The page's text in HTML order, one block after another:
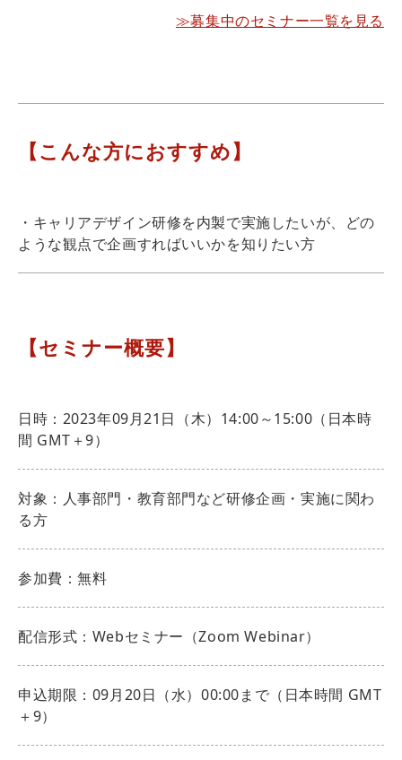
≫募集中のセミナー一覧を見る
【こんな方におすすめ】
・キャリアデザイン研修を内製で実施したいが、どの
ような観点で企画すればいいかを知りたい方
【セミナー概要】
日時：2023年09月21日（木）14:00～15:00（日本時
間 GMT＋9）
対象：人事部門・教育部門など研修企画・実施に関わ
る方
参加費：無料
配信形式：Webセミナー（Zoom Webinar）
申込期限：09月20日（水）00:00まで（日本時間 GMT
＋9）